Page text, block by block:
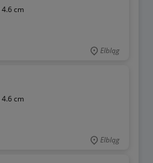
4.6 cm
Elbląg
4.6 cm
Elbląg